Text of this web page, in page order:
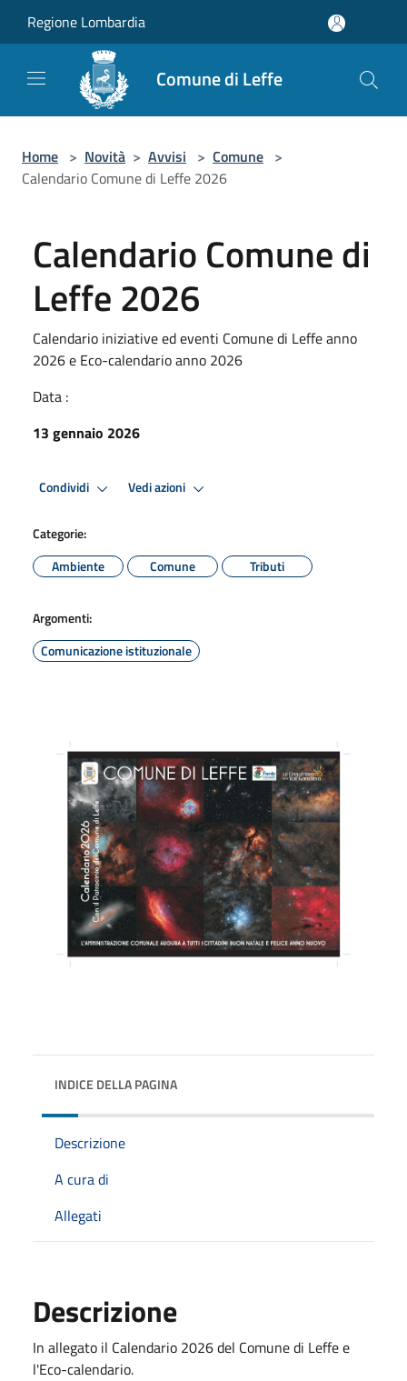
Regione Lombardia
Comune di Leffe
Home > Novità > Avvisi > Comune >
Calendario Comune di Leffe 2026
Calendario Comune di
Leffe 2026
Calendario iniziative ed eventi Comune di Leffe anno
2026 e Eco-calendario anno 2026
Data :
13 gennaio 2026
Condividi Vedi azioni
Categorie:
Ambiente
Comune Tributi
Argomenti:
Comunicazione istituzionale
INDICE DELLA PAGINA
Descrizione
A cura di
Allegati
Descrizione
In allegato il Calendario 2026 del Comune di Leffe e
l'Eco-calendario.